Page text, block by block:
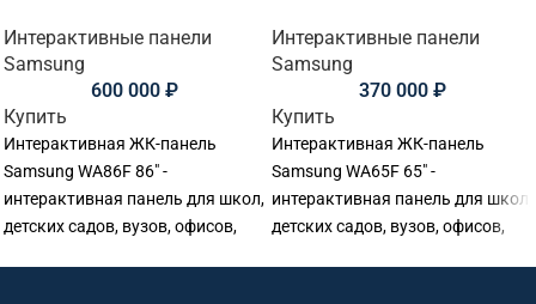
Интерактивные панели
Samsung
600 000 ₽
Купить
Интерактивная ЖК-панель
Samsung WA86F 86" -
интерактивная панель для школ,
детских садов, вузов, офисов,
Интерактивные панели
Samsung
370 000 ₽
Купить
Интерактивная ЖК-панель
Samsung WA65F 65" -
интерактивная панель для школ,
детских садов, вузов, офисов,